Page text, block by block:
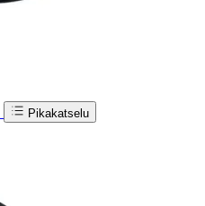
Pikakatselu